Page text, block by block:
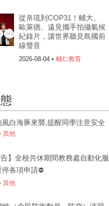
從帛琉到COP31！輔大、
歐萊德、遠見攜手拍攝氣候
紀錄片，讓世界聽見島國前
線聲音
2026-08-04 • 輔仁教育
風白海豚來襲,提醒同學注意安全
其他
】全校共休期間教務處自動化服
各項申請⛔
其他